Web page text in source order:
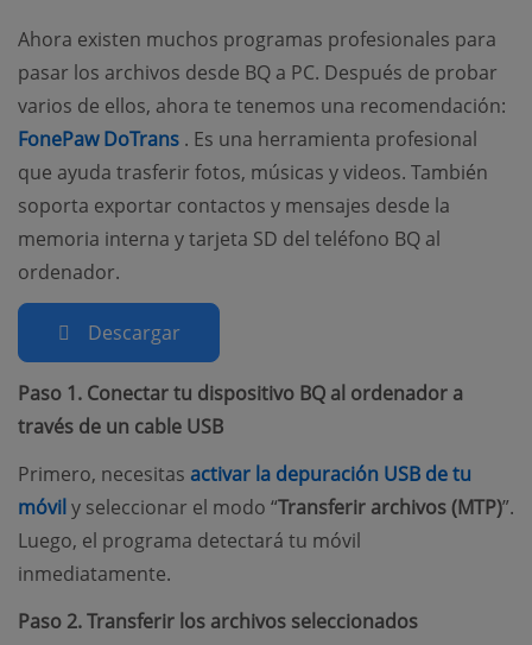
Ahora existen muchos programas profesionales para
pasar los archivos desde BQ a PC. Después de probar
varios de ellos, ahora te tenemos una recomendación:
FonePaw DoTrans (opens new window)
. Es una herramienta profesional
que ayuda trasferir fotos, músicas y videos. También
soporta exportar contactos y mensajes desde la
memoria interna y tarjeta SD del teléfono BQ al
ordenador.
Descargar
Paso 1. Conectar tu dispositivo BQ al ordenador a
través de un cable USB
Primero, necesitas activar la depuración USB de tu
móvil (opens new window)
y seleccionar el modo “Transferir archivos (MTP)”.
Luego, el programa detectará tu móvil
inmediatamente.
Paso 2. Transferir los archivos seleccionados